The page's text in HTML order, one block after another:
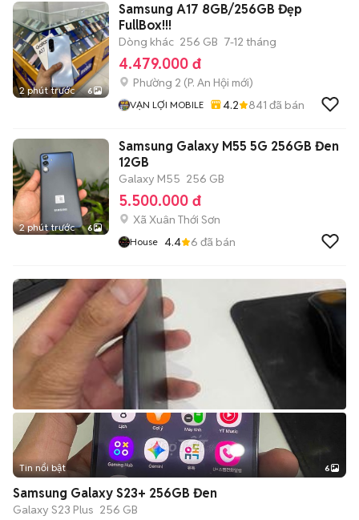
2 phút trước 6
Samsung A17 8GB/256GB Đẹp
FullBox!!!
Dòng khác 256 GB 7-12 tháng
4.479.000 đ
Phường 2 (P. An Hội mới)
VẠN LỢI MOBILE 4.2 841 đã bán
2 phút trước 6
Samsung Galaxy M55 5G 256GB Đen
12GB
Galaxy M55 256 GB
5.500.000 đ
Xã Xuân Thới Sơn
House 4.4 6 đã bán
+2
Tin nổi bật 6
Samsung Galaxy S23+ 256GB Đen
Galaxy S23 Plus 256 GB